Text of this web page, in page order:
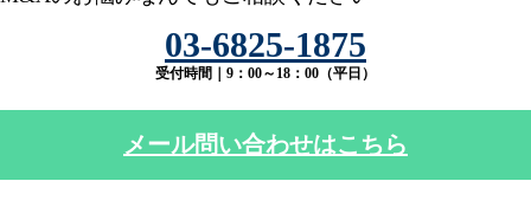
03-6825-1875
受付時間｜9：00～18：00（平日）
メール問い合わせはこちら